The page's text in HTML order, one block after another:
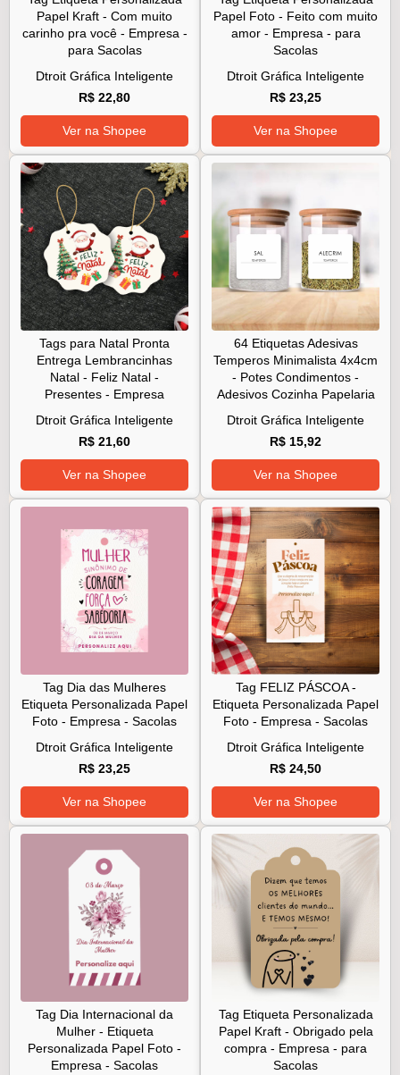
Papel Kraft - Com muito
carinho pra você - Empresa -
para Sacolas
Dtroit Gráfica Inteligente
R$ 22,80
Ver na Shopee
Papel Foto - Feito com muito
amor - Empresa - para
Sacolas
Dtroit Gráfica Inteligente
R$ 23,25
Ver na Shopee
Tags para Natal Pronta
Entrega Lembrancinhas
Natal - Feliz Natal -
Presentes - Empresa
Dtroit Gráfica Inteligente
R$ 21,60
Ver na Shopee
64 Etiquetas Adesivas
Temperos Minimalista 4x4cm
- Potes Condimentos -
Adesivos Cozinha Papelaria
Dtroit Gráfica Inteligente
R$ 15,92
Ver na Shopee
Tag Dia das Mulheres
Etiqueta Personalizada Papel
Foto - Empresa - Sacolas
Dtroit Gráfica Inteligente
R$ 23,25
Ver na Shopee
Tag FELIZ PÁSCOA -
Etiqueta Personalizada Papel
Foto - Empresa - Sacolas
Dtroit Gráfica Inteligente
R$ 24,50
Ver na Shopee
Tag Dia Internacional da
Mulher - Etiqueta
Personalizada Papel Foto -
Empresa - Sacolas
Tag Etiqueta Personalizada
Papel Kraft - Obrigado pela
compra - Empresa - para
Sacolas